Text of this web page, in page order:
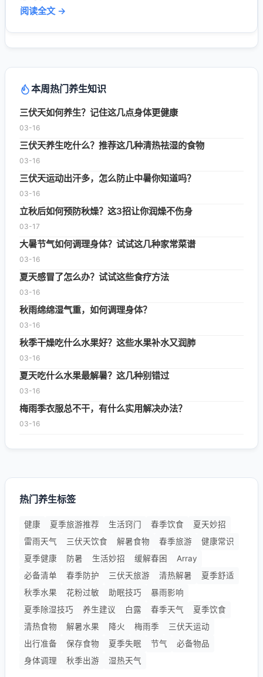
阅读全文 →
本周热门养生知识
三伏天如何养生？记住这几点身体更健康
03-16
三伏天养生吃什么？推荐这几种清热祛湿的食物
03-16
三伏天运动出汗多，怎么防止中暑你知道吗？
03-16
立秋后如何预防秋燥？这3招让你润燥不伤身
03-17
大暑节气如何调理身体？试试这几种家常菜谱
03-16
夏天感冒了怎么办？试试这些食疗方法
03-16
秋雨绵绵湿气重，如何调理身体？
03-16
秋季干燥吃什么水果好？这些水果补水又润肺
03-16
夏天吃什么水果最解暑？这几种别错过
03-16
梅雨季衣服总不干，有什么实用解决办法？
03-16
热门养生标签
健康 夏季旅游推荐 生活窍门 春季饮食
夏天妙招
雷雨天气
三伏天饮食 解暑食物 春季旅游
健康常识
夏季健康
防暑 生活妙招 缓解春困
Array
必备清单
春季防护 三伏天旅游 清热解暑
夏季舒适
秋季水果
花粉过敏 助眠技巧
暴雨影响
夏季除湿技巧
养生建议 白露 春季天气
夏季饮食
清热食物
解暑水果 降火 梅雨季
三伏天运动
出行准备
保存食物 夏季失眠 节气
必备物品
身体调理
秋季出游 湿热天气